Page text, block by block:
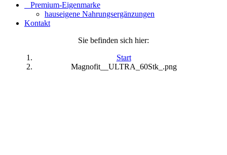
⠀​Premium-Eigenmarke
hauseigene Nahrungsergänzungen
Kontakt
Sie befinden sich hier:
Start
Magnofit__ULTRA_60Stk_.png